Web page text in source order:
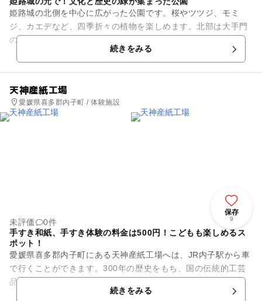
姫路城の北側を中心に広がった公園です。桜やツツジ、モミ
ジ、カエデなど、四季折々の植物を楽しめます。北部は大手門
のある南側とは違い、原生林におおわれて人も少なめで静かで
落ち着いた雰囲気となっており...
続きをみる
天神産紙工場
愛媛県喜多郡内子町 / 体験施設
保存
9
未評価
0件
手すき和紙、手すき体験の料金は500円！こどもも楽しめるス
ポット！
愛媛県喜多郡内子町にある天神産紙工場へは、JR内子駅から車
で行くことができます。300年の歴史をもち、国の伝統的工芸
品に指定されています。色和紙・美術紙・封筒・びんせんなど
の加工品もたくさんあり...続きをみる